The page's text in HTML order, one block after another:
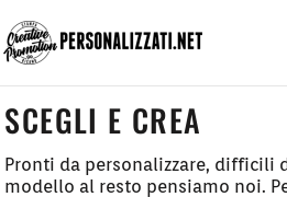
SCEGLI E CREA
Pronti da personalizzare, difficili
modello al resto pensiamo noi.
Default
Prezzo: Dal più Basso
Prezzo: Dal più Alto
Date Added